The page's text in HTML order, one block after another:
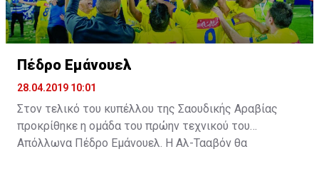
Πέδρο Εμάνουελ
28.04.2019 10:01
Στον τελικό του κυπέλλου της Σαουδικής Αραβίας
προκρίθηκε η ομάδα του πρώην τεχνικού του
Απόλλωνα Πέδρο Εμάνουελ. Η Αλ-Τααβόν θα